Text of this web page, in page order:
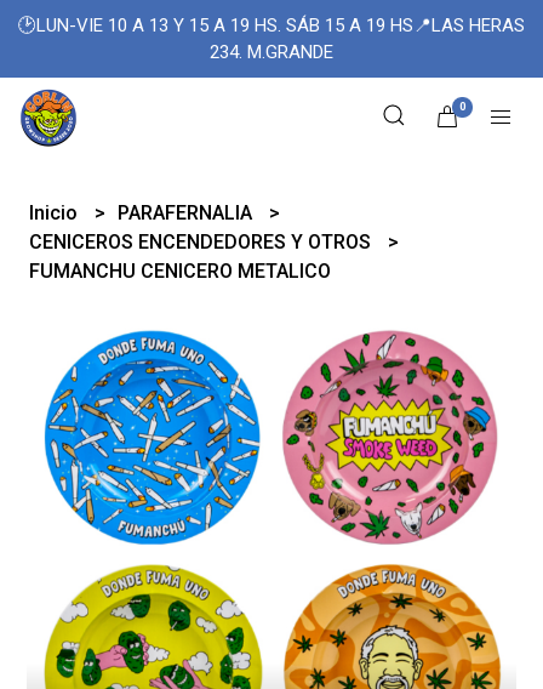
🕑LUN-VIE 10 A 13 Y 15 A 19 HS. SÁB 15 A 19 HS📍LAS HERAS
234. M.GRANDE
0
Inicio
PARAFERNALIA
CENICEROS ENCENDEDORES Y OTROS
FUMANCHU CENICERO METALICO